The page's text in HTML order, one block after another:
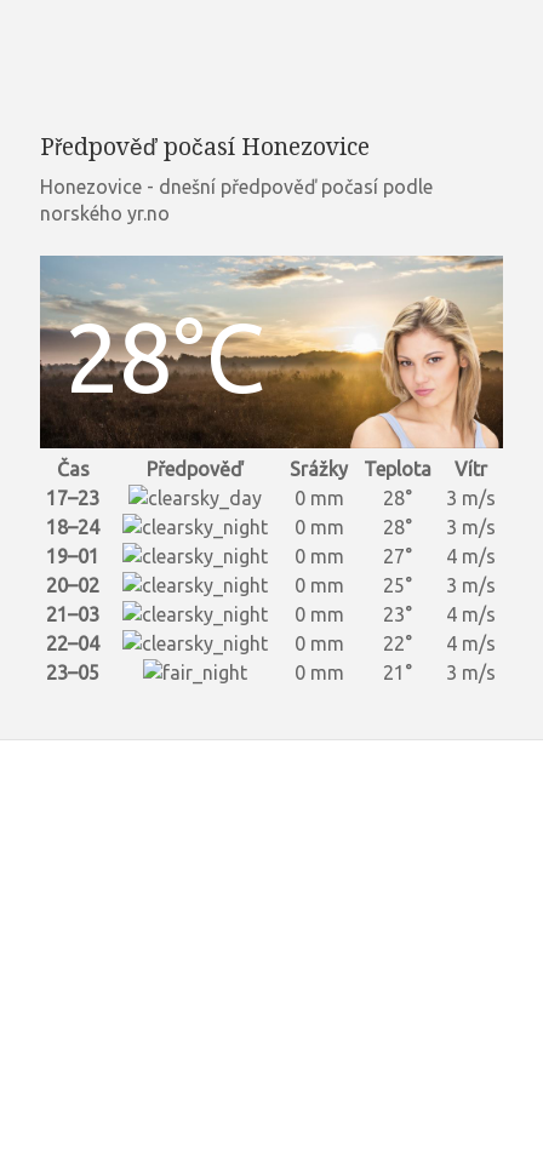
Předpověď počasí Honezovice
Honezovice - dnešní předpověď počasí podle
norského yr.no
28°C
Čas Předpověď Srážky Teplota
Vítr
17–23
0 mm 28°
3 m/s
18–24
0 mm 28°
3 m/s
19–01
0 mm 27°
4 m/s
20–02
0 mm 25°
3 m/s
21–03
0 mm 23°
4 m/s
22–04
0 mm 22°
4 m/s
23–05
0 mm 21° 3 m/s